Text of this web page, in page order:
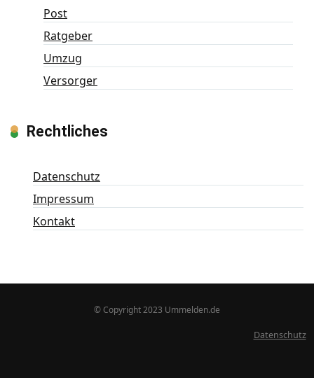
Post
Ratgeber
Umzug
Versorger
Rechtliches
Datenschutz
Impressum
Kontakt
© Copyright 2023 Ummelden.de
Datenschutz